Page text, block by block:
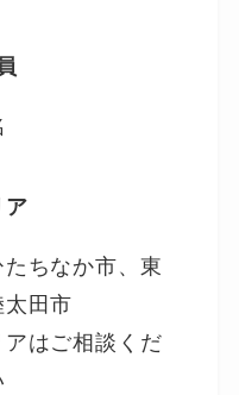
ア
ちなか市、東
田市
はご相談くだ